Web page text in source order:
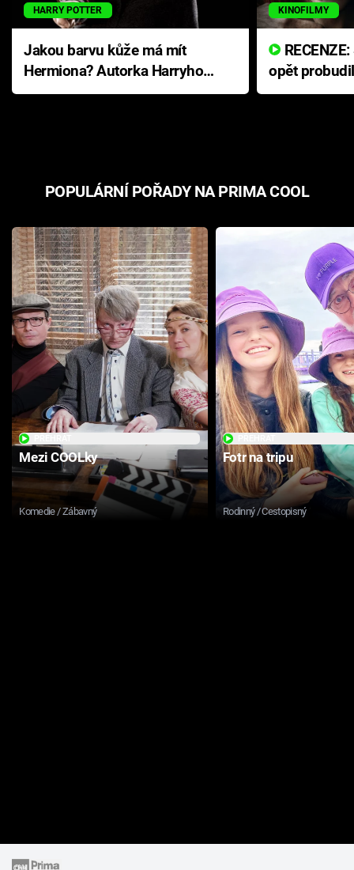
HARRY POTTER
Jakou barvu kůže má mít
Hermiona? Autorka Harryho
Pottera přišla s ráznou
KINOFILMY
opět
přichází s
POPULÁRNÍ POŘADY NA PRIMA COOL
Mezi COOLky
Komedie / Zábavný
Fotr na tripu
Rodinný / Cestopisný